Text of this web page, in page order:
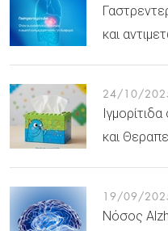
και
24/10/
και
19/09/
Νόσος